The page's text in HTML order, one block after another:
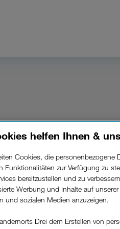
lassen?
Für die
Auszahlung notwendig:
helfen Ihnen &
Cookies, die
Funktionalitäten zur Verfügung zu
bereitzustellen und zu
Werbung und Inhalte auf
und sozialen Medien anzuzeigen.
Drei dem Erstellen von